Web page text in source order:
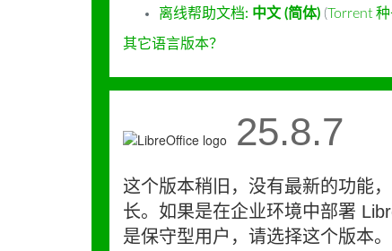
离线帮助文档: 中文 (简体) (Torrent
其它语言版本？
25.8.7
这个版本稍旧，没有最新的功能
长。如果是在企业环境中部署
是保守型用户，请选择这个版本。